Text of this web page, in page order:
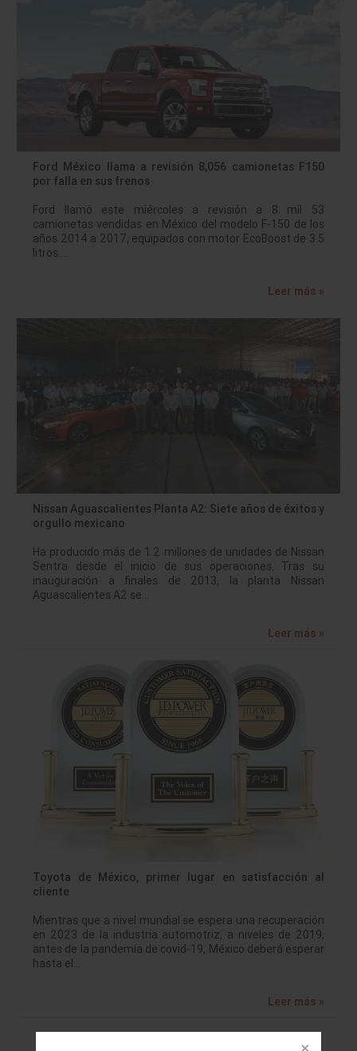
Ford México llama a revisión 8,056 camionetas F150
por falla en sus frenos
Ford llamó este miércoles a revisión a 8 mil 53
camionetas vendidas en México del modelo F-150 de los
años 2014 a 2017, equipados con motor EcoBoost de 3.5
litros.…
Leer más »
Nissan Aguascalientes Planta A2: Siete años de éxitos y
orgullo mexicano
Ha producido más de 1.2 millones de unidades de Nissan
Sentra desde el inicio de sus operaciones. Tras su
inauguración a finales de 2013, la planta Nissan
Aguascalientes A2 se…
Leer más »
Toyota de México, primer lugar en satisfacción al
cliente
Mientras que a nivel mundial se espera una recuperación
en 2023 de la industria automotriz, a niveles de 2019,
antes de la pandemia de covid-19, México deberá esperar
hasta el…
Leer más »